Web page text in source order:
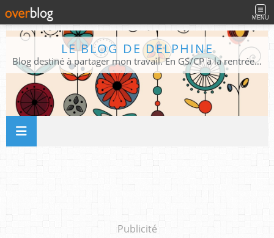
MENU
LE BLOG DE DELPHINE
Blog destiné à partager mon travail. En GS/CP à la rentrée 2026/2027 !
Publicité